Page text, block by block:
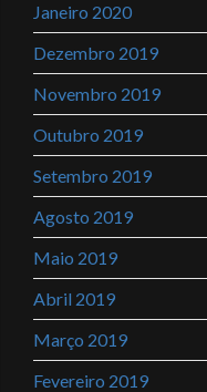
Janeiro 2020
Dezembro 2019
Novembro 2019
Outubro 2019
Setembro 2019
Agosto 2019
Maio 2019
Abril 2019
Março 2019
Fevereiro 2019